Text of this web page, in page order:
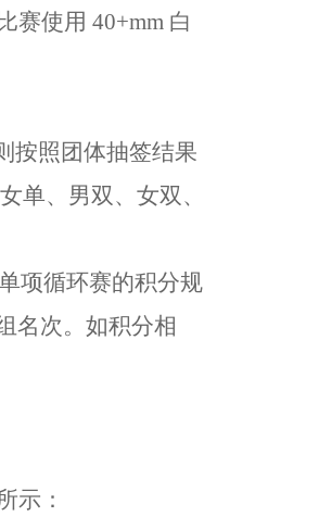
赛使用 40+mm 白
按照团体抽签结果
单、男双、女双、
项循环赛的积分规
名次。如积分相
示：